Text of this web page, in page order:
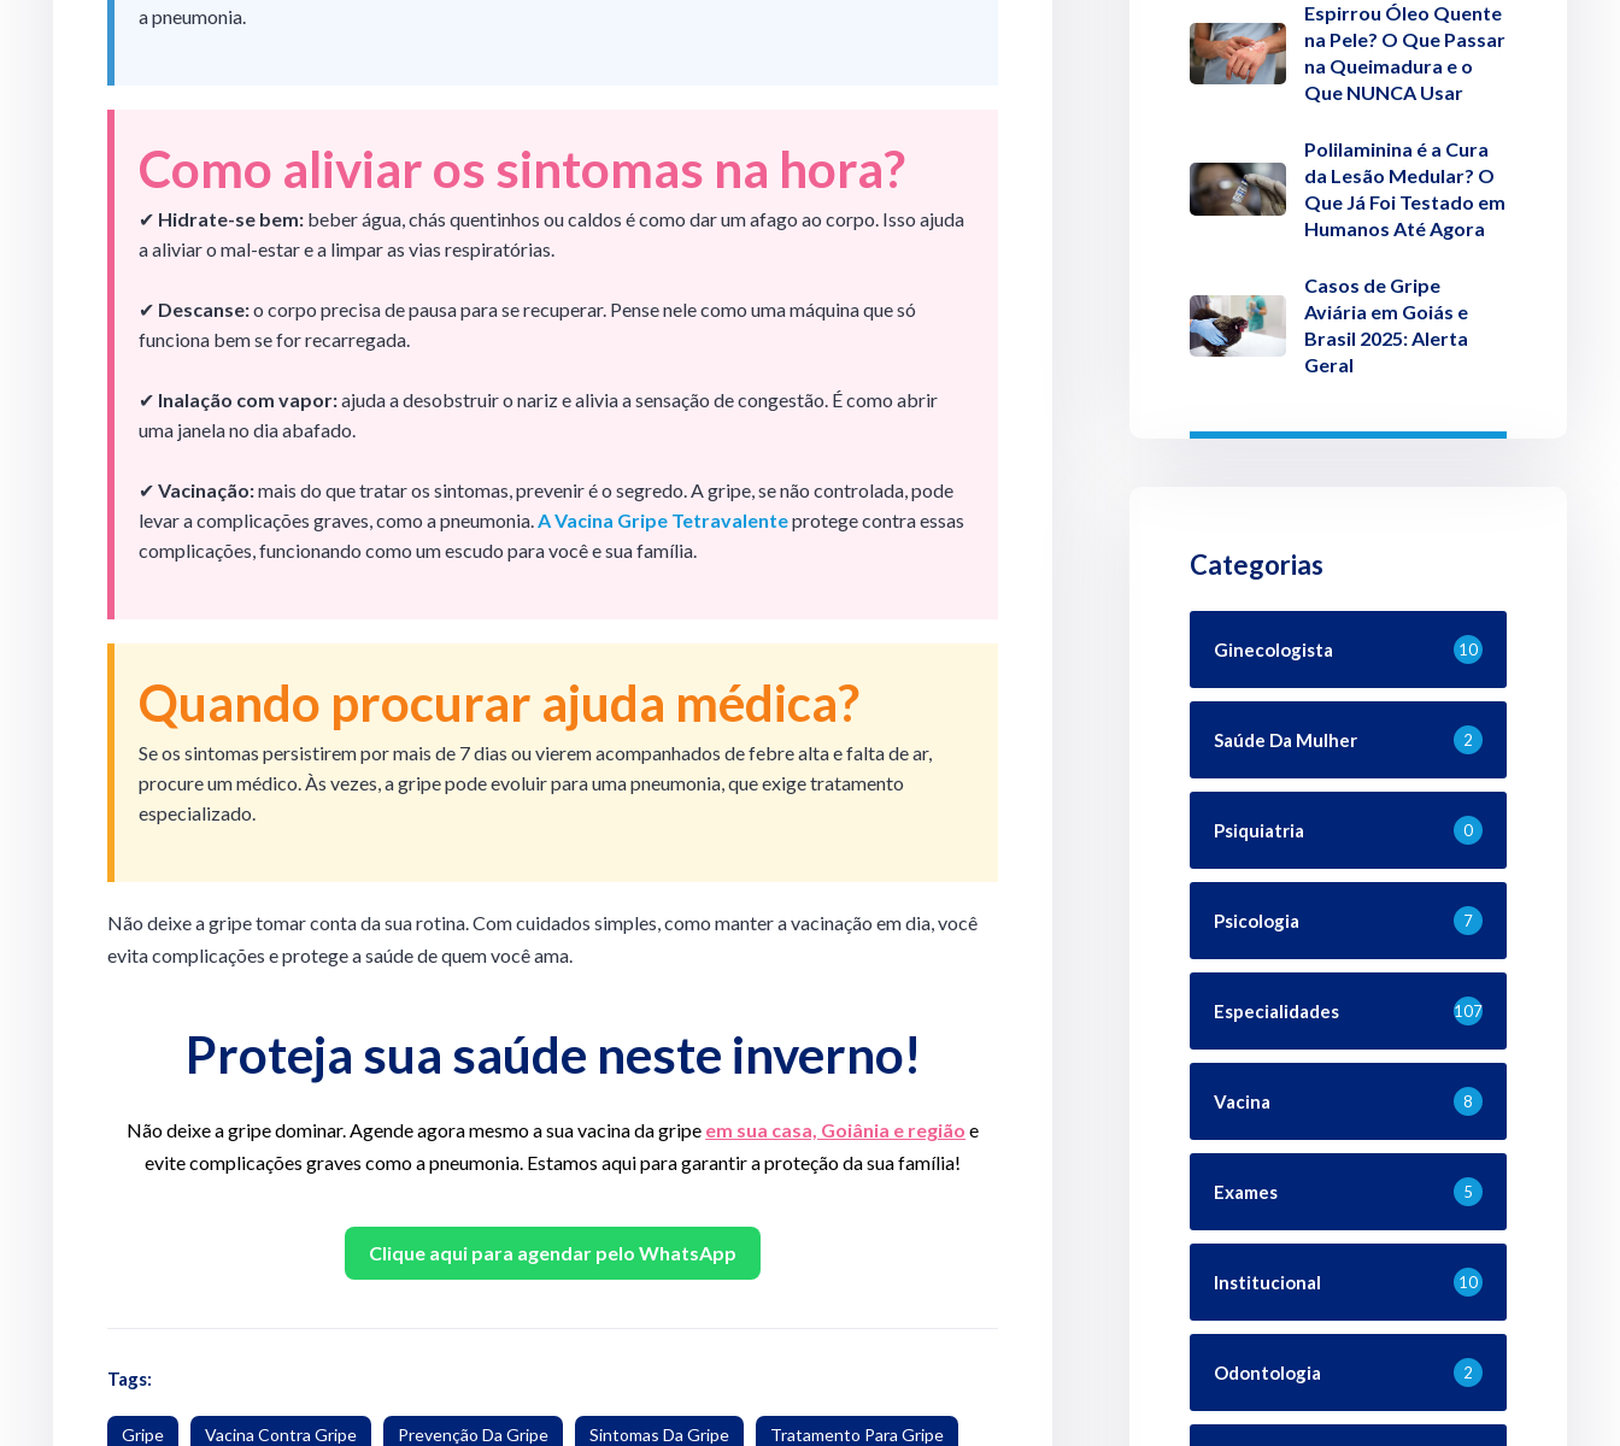
a pneumonia.
Como aliviar os sintomas na hora?
✔ Hidrate-se bem: beber água, chás quentinhos ou caldos é como dar um afago ao corpo. Isso ajuda
a aliviar o mal-estar e a limpar as vias respiratórias.
✔ Descanse:o corpo precisa de pausa para se recuperar. Pense nele como uma máquina que só
funciona bem se for recarregada.
✔ Inalação com vapor:ajuda a desobstruir o nariz e alivia a sensação de congestão. É como abrir
uma janela no dia abafado.
✔ Vacinação:mais do que tratar os sintomas, prevenir é o segredo. A gripe, se não controlada, pode
levar a complicações graves, como a pneumonia. AVacina Gripe Tetravalenteprotege contra essas
complicações, funcionando como um escudo para você e sua família.
Quando procurar ajuda médica?
Se os sintomas persistirem por mais de 7 dias ou vierem acompanhados de febre alta e falta de ar,
procure um médico. Às vezes, a gripe pode evoluir para uma pneumonia, que exige tratamento
especializado.
Não deixe a gripe tomar conta da sua rotina. Com cuidados simples, como manter a vacinação em dia, você
evita complicações e protege a saúde de quem você ama.
Proteja sua saúde neste inverno!
Não deixe a gripe dominar. Agende agora mesmo a sua vacina da gripe em sua casa, Goiânia e região e
evite complicações graves como a pneumonia. Estamos aqui para garantir a proteção da sua família!
Clique aqui para agendar pelo WhatsApp
Tags:
Gripe Vacina Contra Gripe Prevenção Da Gripe Sintomas Da Gripe Tratamento Para Gripe
Espirrou Óleo Quente
na Pele? O Que Passar
na Queimadura e o
Que NUNCA Usar
Polilaminina é a Cura
da Lesão Medular? O
Que Já Foi Testado em
Humanos Até Agora
Casos de Gripe
Aviária em Goiás e
Brasil 2025: Alerta
Geral
Categorias
Ginecologista 10
Saúde Da Mulher 2
Psiquiatria 0
Psicologia 7
Especialidades 107
Vacina 8
Exames 5
Institucional 10
Odontologia 2